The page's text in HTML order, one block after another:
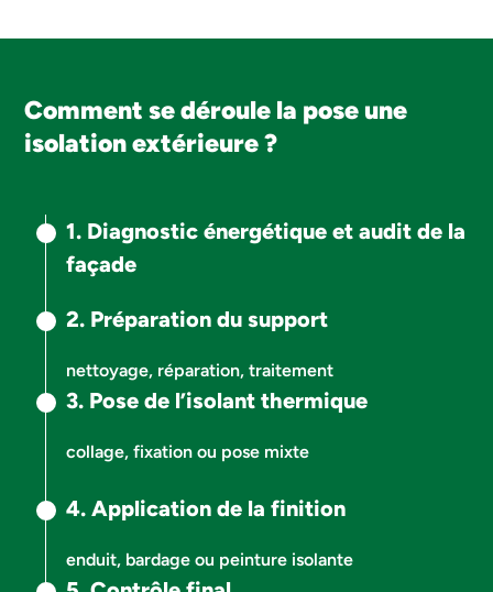
Comment se déroule la pose une
isolation extérieure ?
1. Diagnostic énergétique et audit de la
façade
2. Préparation du support
nettoyage, réparation, traitement
3. Pose de l’isolant thermique
collage, fixation ou pose mixte
4. Application de la finition
enduit, bardage ou peinture isolante